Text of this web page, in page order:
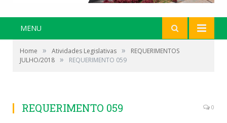
MENU
Home » Atividades Legislativas »
REQUERIMENTOS
JULHO/2018 » REQUERIMENTO 059
REQUERIMENTO 059 0